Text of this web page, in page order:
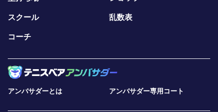
スクール 乱数表
コーチ
アンバサダーとは アンバサダー専用コート